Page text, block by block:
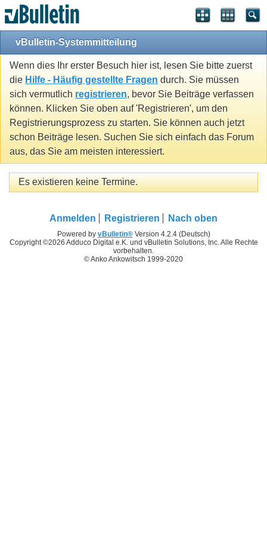
vBulletin-Systemmitteilung
Wenn dies Ihr erster Besuch hier ist, lesen Sie bitte zuerst
die Hilfe - Häufig gestellte Fragen durch. Sie müssen
sich vermutlich registrieren, bevor Sie Beiträge verfassen
können. Klicken Sie oben auf 'Registrieren', um den
Registrierungsprozess zu starten. Sie können auch jetzt
schon Beiträge lesen. Suchen Sie sich einfach das Forum
aus, das Sie am meisten interessiert.
Es existieren keine Termine.
Anmelden Registrieren Nach oben
Powered by vBulletin®Version 4.2.4 (Deutsch)
Copyright ©2026 Adduco Digital e.K. und vBulletin Solutions, Inc. Alle Rechte
vorbehalten.
© Anko Ankowitsch 1999-2020